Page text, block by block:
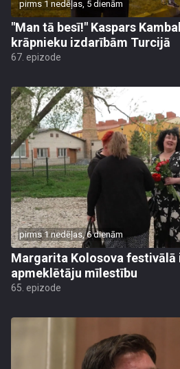
pirms 1 nedēļas, 5 dienām
"Man tā besī!" Kaspars
krāpnieku izdarībām Turcijā
67. epizode
pirms 1 nedēļas, 6 dienām
Margarita Kolosova festivālā
apmeklētāju mīlestību
65. epizode